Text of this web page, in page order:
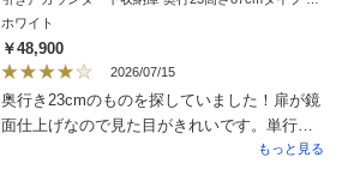
です。
ホワイト
￥48,900
2026/07/15
奥行き23cmのものを探していました！扉が鏡
面仕上げなので見た目がきれいです。単行本
も収納が出来て良いです。中板がもう少し
もっと見る